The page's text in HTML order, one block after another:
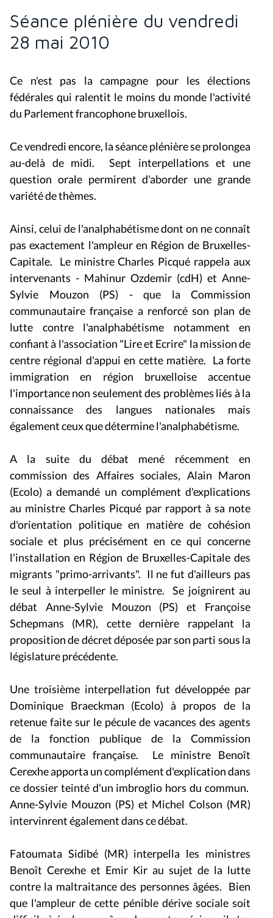
Séance plénière du vendredi
28 mai 2010
Ce n'est pas la campagne pour les élections
fédérales qui ralentit le moins du monde l'activité
du Parlement francophone bruxellois.
Ce vendredi encore, la séance plénière se prolongea
au-delà de midi. Sept interpellations et une
question orale permirent d'aborder une grande
variété de thèmes.
Ainsi, celui de l'analphabétisme dont on ne connaît
pas exactement l'ampleur en Région de Bruxelles-
Capitale. Le ministre Charles Picqué rappela aux
intervenants - Mahinur Ozdemir (cdH) et Anne-
Sylvie Mouzon (PS) - que la Commission
communautaire française a renforcé son plan de
lutte contre l'analphabétisme notamment en
confiant à l'association "Lire et Ecrire" la mission de
centre régional d'appui en cette matière. La forte
immigration en région bruxelloise accentue
l'importance non seulement des problèmes liés à la
connaissance des langues nationales mais
également ceux que détermine l'analphabétisme.
A la suite du débat mené récemment en
commission des Affaires sociales, Alain Maron
(Ecolo) a demandé un complément d'explications
au ministre Charles Picqué par rapport à sa note
d'orientation politique en matière de cohésion
sociale et plus précisément en ce qui concerne
l'installation en Région de Bruxelles-Capitale des
migrants "primo-arrivants". Il ne fut d'ailleurs pas
le seul à interpeller le ministre. Se joignirent au
débat Anne-Sylvie Mouzon (PS) et Françoise
Schepmans (MR), cette dernière rappelant la
proposition de décret déposée par son parti sous la
législature précédente.
Une troisième interpellation fut développée par
Dominique Braeckman (Ecolo) à propos de la
retenue faite sur le pécule de vacances des agents
de la fonction publique de la Commission
communautaire française. Le ministre Benoît
Cerexhe apporta un complément d'explication dans
ce dossier teinté d'un imbroglio hors du commun.
Anne-Sylvie Mouzon (PS) et Michel Colson (MR)
intervinrent également dans ce débat.
Fatoumata Sidibé (MR) interpella les ministres
Benoît Cerexhe et Emir Kir au sujet de la lutte
contre la maltraitance des personnes âgées. Bien
que l'ampleur de cette pénible dérive sociale soit